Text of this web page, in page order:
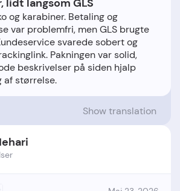
langsom GLS
og karabiner. Betaling og
var problemfri, men GLS brugte
svarede sobert og
Pakningen var solid,
beskrivelser på siden hjalp
Show translation